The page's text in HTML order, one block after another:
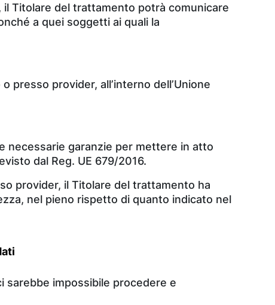
Titolare del trattamento potrà comunicare
a quei soggetti ai quali la
provider, all’interno dell’Unione
necessarie garanzie per mettere in atto
dal Reg. UE 679/2016.
provider, il Titolare del trattamento ha
nel pieno rispetto di quanto indicato nel
sarebbe impossibile procedere e